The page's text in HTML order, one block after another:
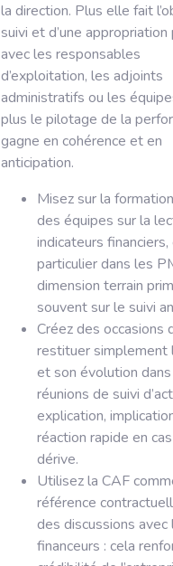
la direction. Plus elle fait
suivi et d’une
avec les responsables
d’exploitation, les adjoints
administratifs ou les
plus le pilotage de la
gagne en cohérence et en
anticipation.
Misez sur la
des équipes sur la
indicateurs financiers,
particulier dans les
dimension terrain
souvent sur le suivi
Créez des occasions
restituer simplement
et son évolution
réunions de suivi
explication,
réaction rapide en
dérive.
Utilisez la CAF
référence
des discussions avec
financeurs : cela